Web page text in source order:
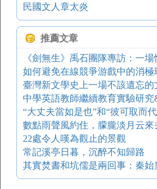
民國文人章太炎
推薦文章
如何避免在線競爭游戲中的消極
臺灣新文學史上一場不該遺忘的
“大丈夫當如是也”和“彼可取而
數點雨聲風約住，朦朧淡月云來
22處令人嘆為觀止的景觀
常記溪亭日暮，沉醉不知歸路
其實焚書和坑儒是兩回事：秦